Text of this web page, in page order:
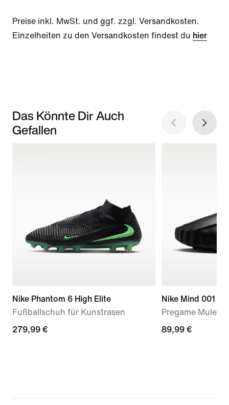
Preise inkl. MwSt. und ggf. zzgl. Versandkosten.
Einzelheiten zu den Versandkosten findest du hier
Das Könnte Dir Auch
Gefallen
Nike Phantom 6 High Elite
Fußballschuh für Kunstrasen
279,99 €
279,99 €
Nike Mind 001
Pregame Mules
89,99 €
89,99 €